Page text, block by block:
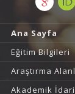
Ana Sayfa
Eğitim Bilgileri
Araştırma
Akademik